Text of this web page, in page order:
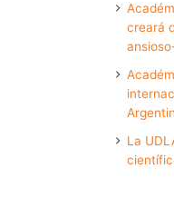
creará
La